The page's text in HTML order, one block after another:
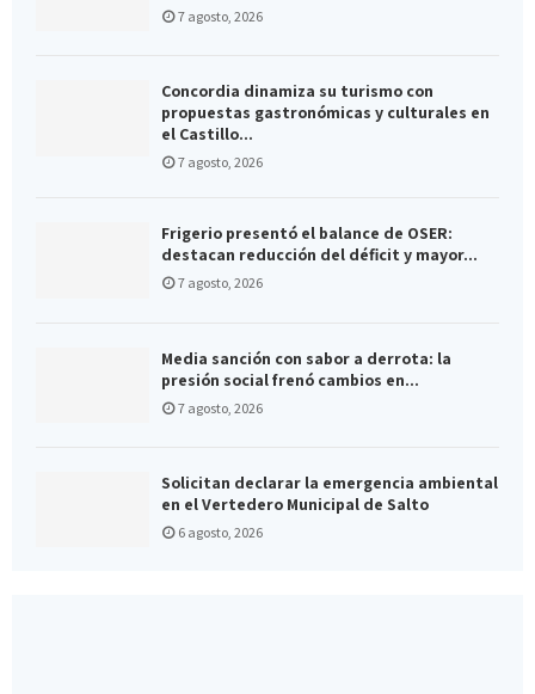
7 agosto, 2026
Concordia dinamiza su turismo con
propuestas gastronómicas y culturales en
el Castillo...
7 agosto, 2026
Frigerio presentó el balance de OSER:
destacan reducción del déficit y mayor...
7 agosto, 2026
Media sanción con sabor a derrota: la
presión social frenó cambios en...
7 agosto, 2026
Solicitan declarar la emergencia ambiental
en el Vertedero Municipal de Salto
6 agosto, 2026